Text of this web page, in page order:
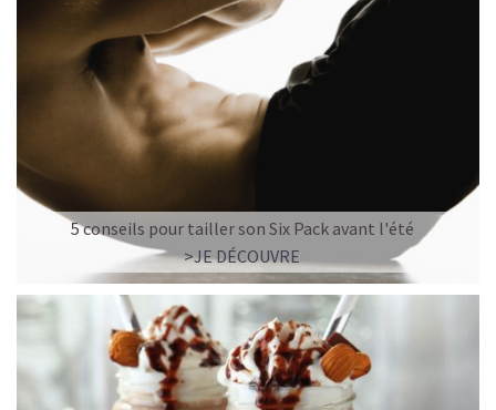
5 conseils pour tailler son Six Pack avant l'été
>JE DÉCOUVRE